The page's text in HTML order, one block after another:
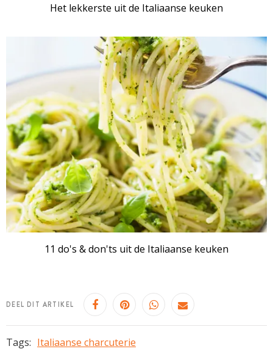
Het lekkerste uit de Italiaanse keuken
11 do's & don'ts uit de Italiaanse keuken
DEEL DIT ARTIKEL
Tags: Italiaanse charcuterie